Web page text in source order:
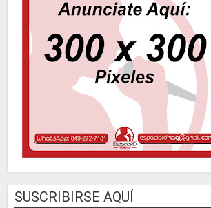
SUSCRIBIRSE AQUÍ